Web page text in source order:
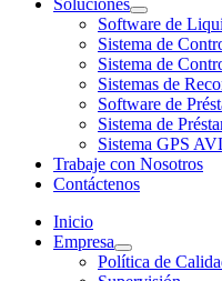
Soluciones
Software de
Sistema de
Sistema de
Sistemas de
Software de
Sistema de
Sistema GPS
Trabaje con Nosotros
Contáctenos
Inicio
Empresa
Política de